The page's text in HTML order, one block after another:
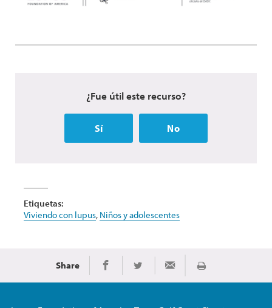
¿Fue útil este recurso?
Sí No
Etiquetas:
Viviendo con lupus, Niños y adolescentes
Share Share on Facebook
Share on TwitterShare via EmailImprimir